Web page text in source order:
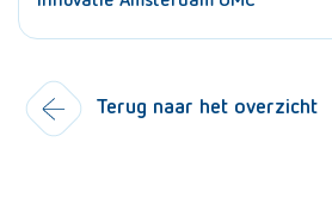
Terug naar het overzicht